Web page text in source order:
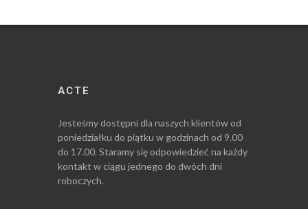
ACTE
Jesteśmy dostępni dla naszych klientów od
poniedziałku do piątku w godzinach od 9.00
do 17.00. Staramy się odpowiedzieć na każdy
kontakt w ciągu jednego do dwóch dni
roboczych.